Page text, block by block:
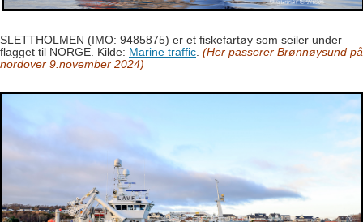
SLETTHOLMEN (IMO: 9485875) er et fiskefartøy som seiler under
flagget til NORGE. Kilde: Marine traffic (Her passerer Brønnøysund på
nordover 9.november 2024)